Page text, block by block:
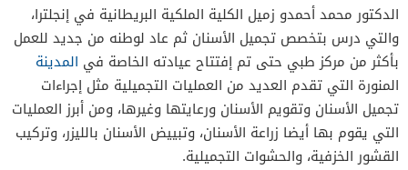
الدكتور محمد أحمدو زميل الكلية الملكية البريطانية في إنجلترا،
والتي درس بتخصص تجميل الأسنان ثم عاد لوطنه من جديد للعمل
بأكثر من مركز طبي حتى تم إفتتاح عيادته الخاصة في المدينة
المنورة التي تقدم العديد من العمليات التجميلية مثل إجراءات
تجميل الأسنان وتقويم الأسنان ورعايتها وغيرها، ومن أبرز العمليات
التي يقوم بها أيضا زراعة الأسنان، وتبييض الأسنان بالليزر، وتركيب
القشور الخزفية، والحشوات التجميلية.